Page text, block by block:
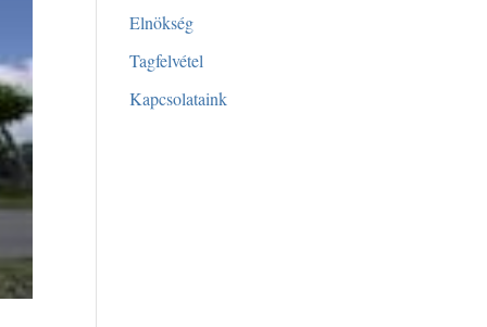
Elnökség
Tagfelvétel
Kapcsolataink